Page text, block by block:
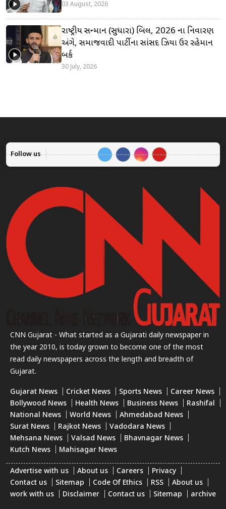
03 August, 2026
રાષ્ટ્રીય સન્માન (સુધારા) બિલ, 2026 ના નિવારણ
અંગે, સમાજવાદી પાર્ટીના સાંસદ ઝિયા ઉર રહેમાન
બર્ક
30 July, 2026
Follow us
CNN Gujarat - What started as a Gujarati daily newspaper in
the year 2010, is today grown to become one of the most
read daily newspapers across the length and breadth of
Gujarat.
Gujarat News Cricket News Sports News
Career News
Bollywood News
Health News Business News
Rashifal
National News
World News
Ahmedabad News
Surat News
Rajkot News
Vadodara News
Mehsana News
Valsad News
Bhavnagar News
Kutch News
Mahisagar News
Advertise with us About us Careers
Privacy
Contact us
Sitemap Code Of Ethics RSS
About us
work with us
Disclaimer Contact us Sitemap archive